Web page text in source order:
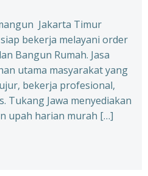
Jakarta Timur
bekerja melayani order
Bangun Rumah. Jasa
utama masyarakat yang
bekerja profesional,
Tukang Jawa menyediakan
upah harian murah […]